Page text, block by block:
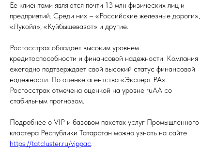
Ее клиентами являются почти 13 млн физических лиц и
предприятий. Среди них – «Российские железные дороги»,
«Лукойл», «Куйбышевазот» и другие.
Росгосстрах обладает высоким уровнем
кредитоспособности и финансовой надежности. Компания
ежегодно подтверждает свой высокий статус финансовой
надежности. По оценке агентства «Эксперт РА»
Росгосстрах отмечена оценкой на уровне ruАА со
стабильным прогнозом.
Подробнее о VIP и базовом пакетах услуг Промышленного
кластера Республики Татарстан можно узнать на сайте
https://tatcluster.ru/vippac.